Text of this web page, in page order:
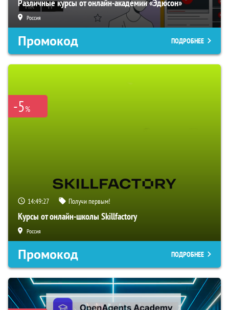
Различные курсы от онлайн-академии «Эдюсон»
Россия
Промокод ПОДРОБНЕЕ
-5%
14:49:26 Получи первым!
Курсы от онлайн-школы Skillfactory
Россия
Промокод ПОДРОБНЕЕ